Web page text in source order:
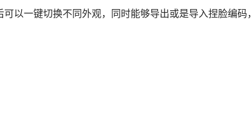
以一键切换不同外观，同时能够导出或是导入捏脸编码，